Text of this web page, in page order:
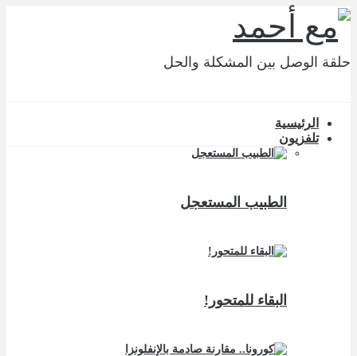
حلقة الوصل بين المشكلة والحل
الرئيسية
تلفزيون
الطبيب المستعجل
البقاء للمتحور!